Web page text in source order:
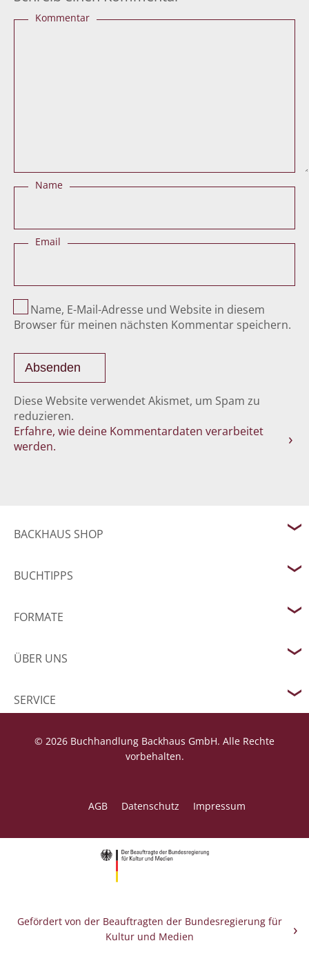
Kommentar
Name
Email
Name, E-Mail-Adresse und Website in diesem
Browser für meinen nächsten Kommentar speichern.
Diese Website verwendet Akismet, um Spam zu
reduzieren.
Erfahre, wie deine Kommentardaten verarbeitet
werden.
BACKHAUS SHOP
BUCHTIPPS
FORMATE
ÜBER UNS
SERVICE
© 2026 Buchhandlung Backhaus GmbH. Alle Rechte
vorbehalten.
AGB Datenschutz Impressum
Gefördert von der Beauftragten der Bundesregierung für
Kultur und Medien